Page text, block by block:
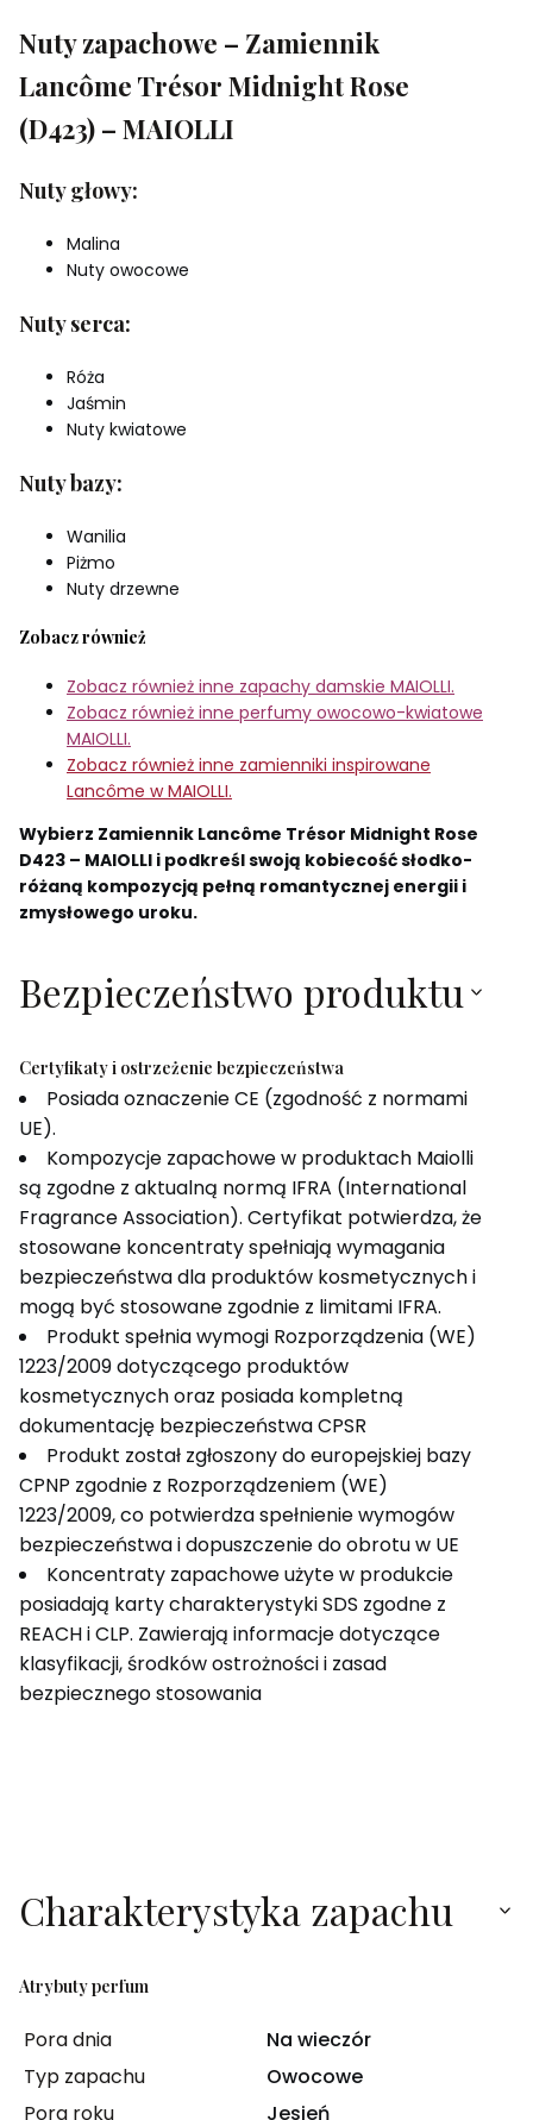
Nuty zapachowe – Zamiennik
Lancôme Trésor Midnight Rose
(D423) – MAIOLLI
Nuty głowy:
Malina
Nuty owocowe
Nuty serca:
Róża
Jaśmin
Nuty kwiatowe
Nuty bazy:
Wanilia
Piżmo
Nuty drzewne
Zobacz również
Zobacz również inne zapachy damskie MAIOLLI.
Zobacz również inne perfumy owocowo-kwiatowe
MAIOLLI.
Zobacz również inne zamienniki inspirowane
Lancôme w MAIOLLI.
Wybierz Zamiennik Lancôme Trésor Midnight Rose
D423 – MAIOLLI i podkreśl swoją kobiecość słodko-
różaną kompozycją pełną romantycznej energii i
zmysłowego uroku.
Bezpieczeństwo produktu
Certyfikaty i ostrzeżenie bezpieczeństwa
Posiada oznaczenie CE (zgodność z normami
UE).
Kompozycje zapachowe w produktach Maiolli
są zgodne z aktualną normą IFRA (International
Fragrance Association). Certyfikat potwierdza, że
stosowane koncentraty spełniają wymagania
bezpieczeństwa dla produktów kosmetycznych i
mogą być stosowane zgodnie z limitami IFRA.
Produkt spełnia wymogi Rozporządzenia (WE)
1223/2009 dotyczącego produktów
kosmetycznych oraz posiada kompletną
dokumentację bezpieczeństwa CPSR
Produkt został zgłoszony do europejskiej bazy
CPNP zgodnie z Rozporządzeniem (WE)
1223/2009, co potwierdza spełnienie wymogów
bezpieczeństwa i dopuszczenie do obrotu w UE
Koncentraty zapachowe użyte w produkcie
posiadają karty charakterystyki SDS zgodne z
REACH i CLP. Zawierają informacje dotyczące
klasyfikacji, środków ostrożności i zasad
bezpiecznego stosowania
Charakterystyka zapachu
Atrybuty perfum
Pora dnia
Na wieczór
Typ zapachu
Owocowe
Pora roku
Jesień